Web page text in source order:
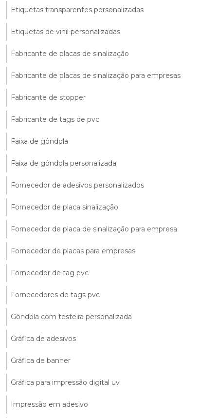
Etiquetas transparentes personalizadas
Etiquetas de vinil personalizadas
Fabricante de placas de sinalização
Fabricante de placas de sinalização para empresas
Fabricante de stopper
Fabricante de tags de pvc
Faixa de gôndola
Faixa de gôndola personalizada
Fornecedor de adesivos personalizados
Fornecedor de placa sinalização
Fornecedor de placa de sinalização para empresa
Fornecedor de placas para empresas
Fornecedor de tag pvc
Fornecedores de tags pvc
Gôndola com testeira personalizada
Gráfica de adesivos
Gráfica de banner
Gráfica para impressão digital uv
Impressão em adesivo